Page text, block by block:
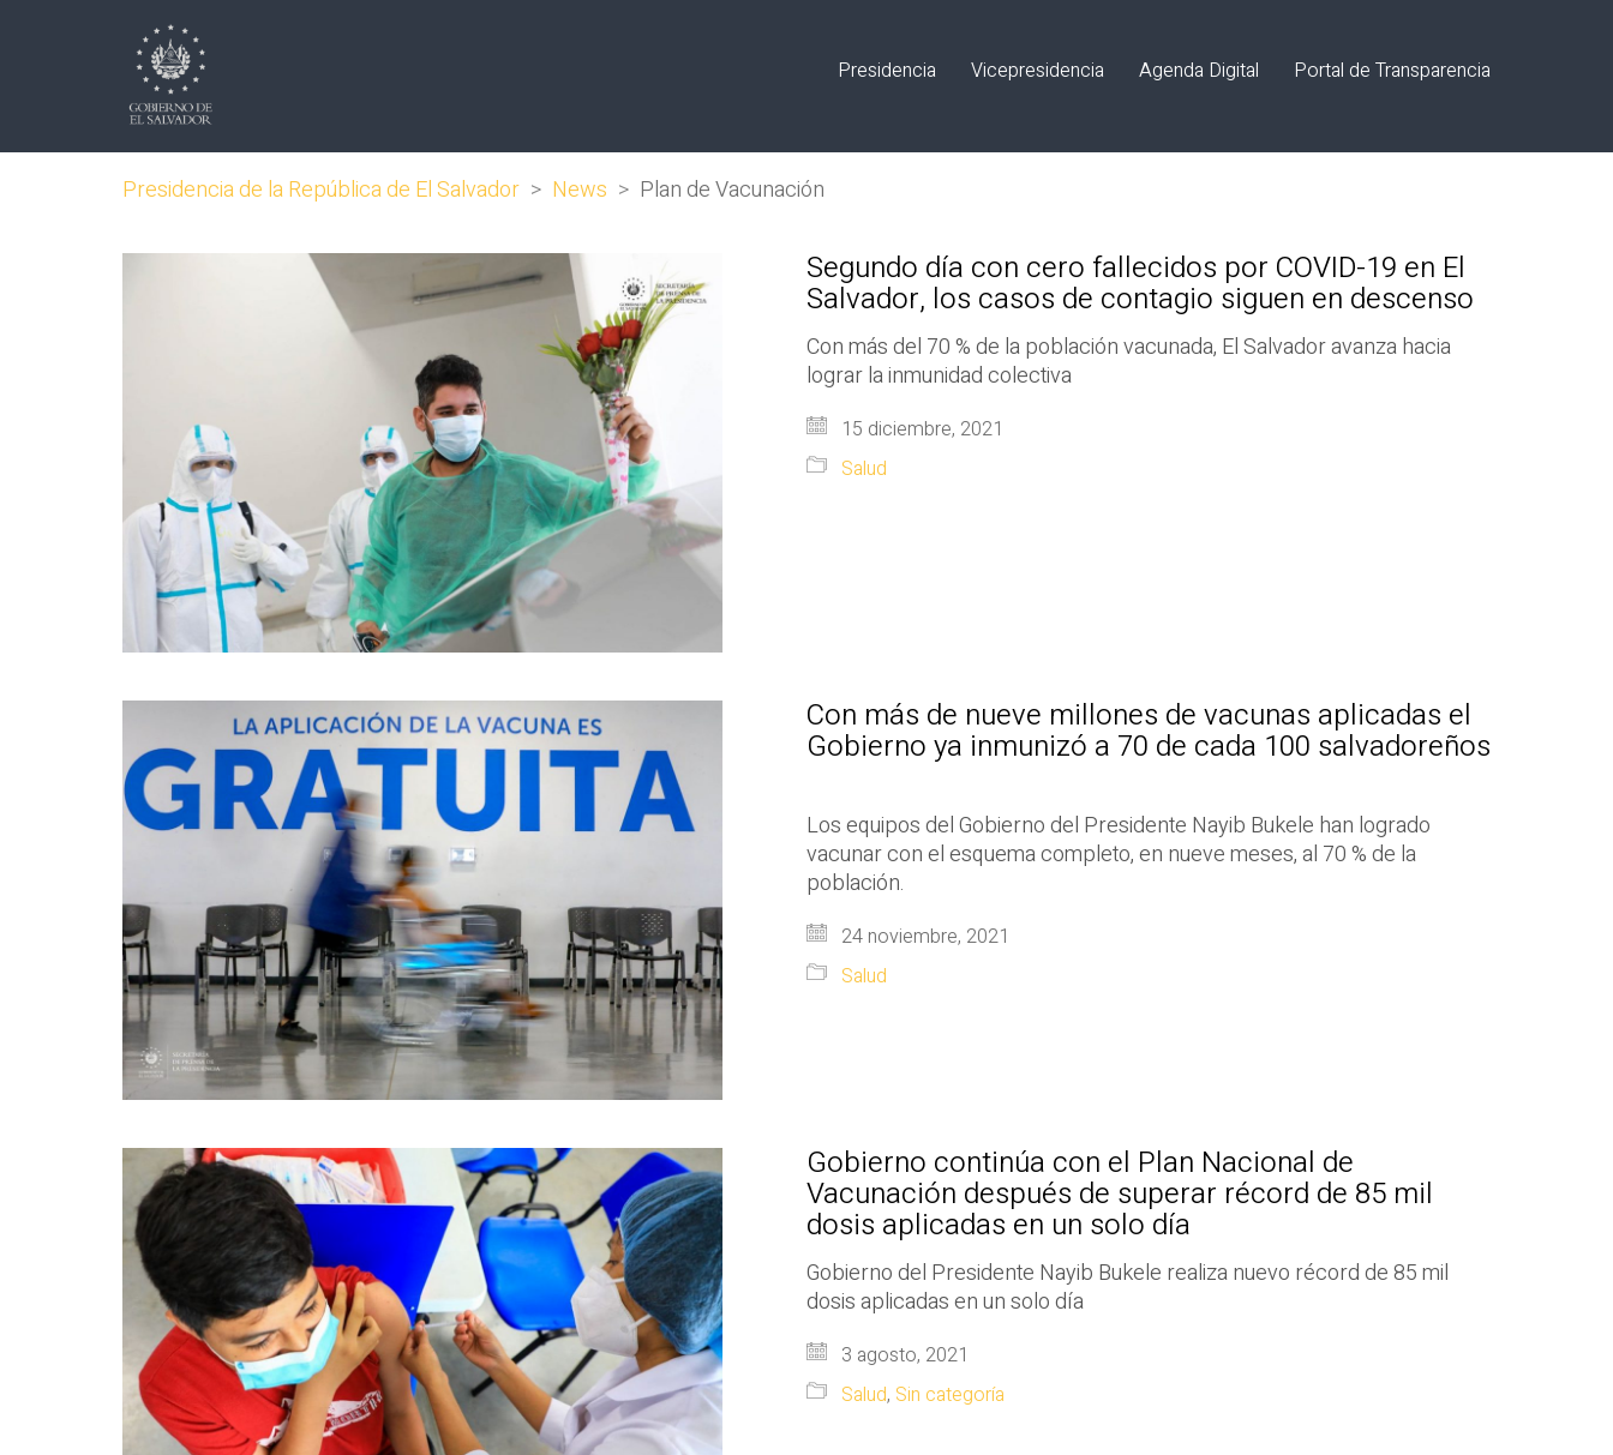
Presidencia Vicepresidencia Agenda Digital Portal de Transparencia
Presidencia de la República de El Salvador > News > Plan de Vacunación
Segundo día con cero fallecidos por COVID-19 en El
Salvador, los casos de contagio siguen en descenso
Con más del 70 % de la población vacunada, El Salvador avanza hacia
lograr la inmunidad colectiva
15 diciembre, 2021
Salud
Con más de nueve millones de vacunas aplicadas el
Gobierno ya inmunizó a 70 de cada 100 salvadoreños
Los equipos del Gobierno del Presidente Nayib Bukele han logrado
vacunar con el esquema completo, en nueve meses, al 70 % de la
población.
24 noviembre, 2021
Salud
Gobierno continúa con el Plan Nacional de
Vacunación después de superar récord de 85 mil
dosis aplicadas en un solo día
Gobierno del Presidente Nayib Bukele realiza nuevo récord de 85 mil
dosis aplicadas en un solo día
3 agosto, 2021
Salud, Sin categoría